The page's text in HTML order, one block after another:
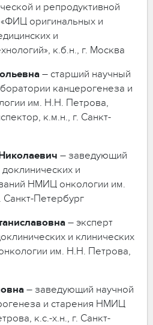
и репродуктивной
оригинальных и
и
к.б.н., г. Москва
– старший научный
канцерогенеза и
им. Н.Н. Петрова,
к.м.н., г. Санкт-
– заведующий
и
НМИЦ онкологии им.
Санкт-Петербург
– эксперт
и клинических
им. Н.Н. Петрова,
– заведующий научной
и старения НМИЦ
к.с.-х.н., г. Санкт-